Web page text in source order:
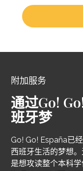
附加服务
通过Go!
班牙梦
Go! Go! España已
西班牙生活的梦想
是想攻读整个本科